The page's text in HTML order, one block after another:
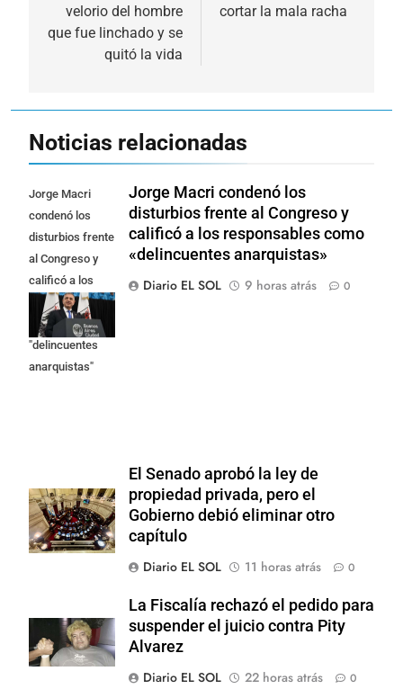
velorio del hombre
que fue linchado y se
quitó la vida
cortar la mala racha
Noticias relacionadas
Jorge Macri
condenó los
disturbios frente
al Congreso y
calificó a los
responsables
como
"delincuentes
anarquistas"
Jorge Macri condenó los
disturbios frente al Congreso y
calificó a los responsables como
«delincuentes anarquistas»
Diario EL SOL
9 horas atrás 0
El Senado aprobó la ley de
propiedad privada, pero el
Gobierno debió eliminar otro
capítulo
Diario EL SOL
11 horas atrás 0
La Fiscalía rechazó el pedido para
suspender el juicio contra Pity
Alvarez
Diario EL SOL
22 horas atrás 0